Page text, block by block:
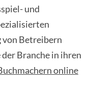
und
Betreibern
Branche in ihren
online